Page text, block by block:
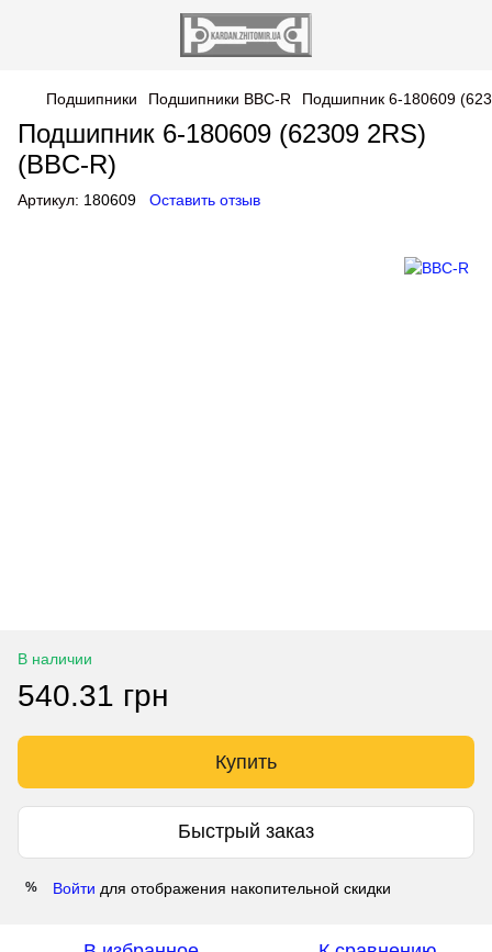
Подшипники Подшипники BBC-R Подшипник 6-180609
Подшипник 6-180609 (62309 2RS)
(BBC-R)
Артикул: 180609 Оставить отзыв
В наличии
540.31 грн
Купить
Быстрый заказ
% Войти для отображения накопительной скидки